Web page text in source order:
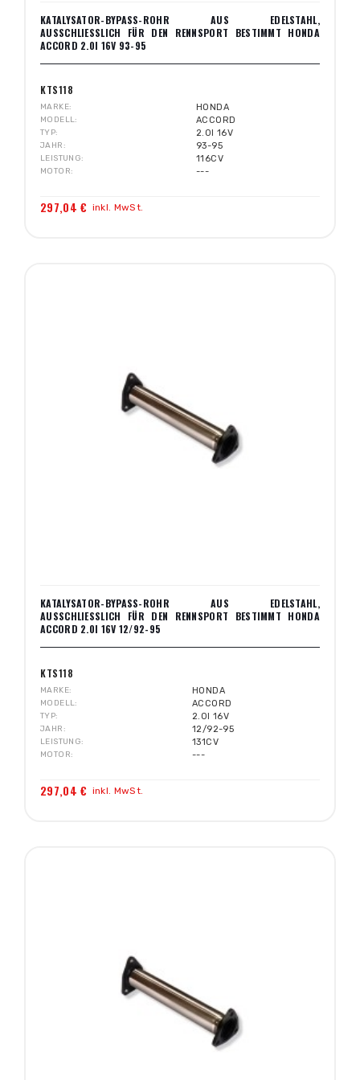
KATALYSATOR-BYPASS-ROHR AUS EDELSTAHL,
AUSSCHLIESSLICH FÜR DEN RENNSPORT BESTIMMT HONDA A
CCORD 2.0I 16V 93-95
KTS118
MARKE HONDA
MODELL ACCORD
TYP 2.0I 16V
JAHR 93-95
LEISTUNG 116CV
MOTOR ---
297,04 € inkl. MwSt.
KATALYSATOR-BYPASS-ROHR AUS EDELSTAHL,
AUSSCHLIESSLICH FÜR DEN RENNSPORT BESTIMMT HONDA A
CCORD 2.0I 16V 12/92-95
KTS118
MARKE HONDA
MODELL ACCORD
TYP 2.0I 16V
JAHR 12/92-95
LEISTUNG 131CV
MOTOR ---
297,04 € inkl. MwSt.